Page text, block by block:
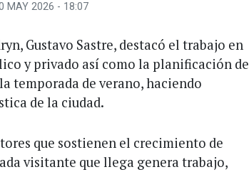
MAY 2026 - 18:07
Gustavo Sastre, destacó el trabajo en
y privado así como la planificación de
temporada de verano, haciendo
de la ciudad.
que sostienen el crecimiento de
visitante que llega genera trabajo,